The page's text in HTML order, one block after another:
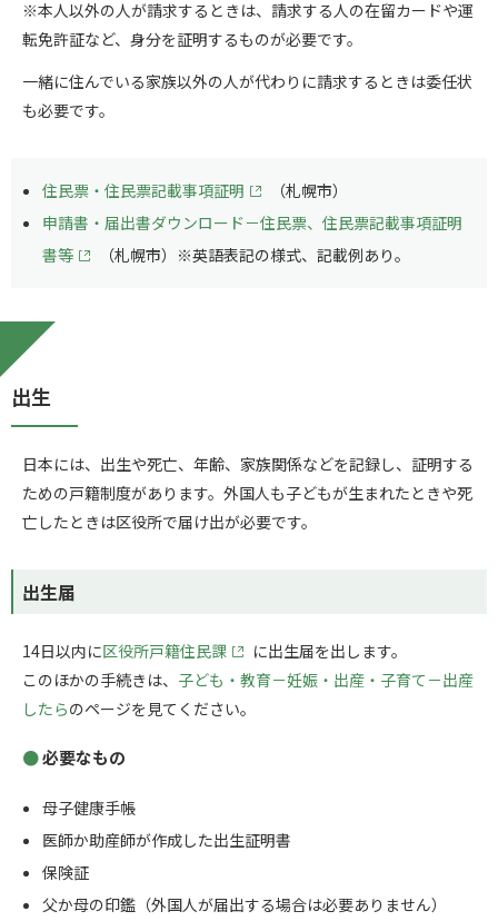
※本人以外の人が請求するときは、請求する人の在留カードや運
転免許証など、身分を証明するものが必要です。
一緒に住んでいる家族以外の人が代わりに請求するときは委任状
も必要です。
住民票・住民票記載事項証明
（札幌市）
申請書・届出書ダウンロード－住民票、住民票記載事項証明
書等
（札幌市）※英語表記の様式、記載例あり。
出生
日本には、出生や死亡、年齢、家族関係などを記録し、証明する
ための戸籍制度があります。外国人も子どもが生まれたときや死
亡したときは区役所で届け出が必要です。
出生届
14日以内に区役所戸籍住民課
に出生届を出します。
このほかの手続きは、 子ども・教育－妊娠・出産・子育て－出産
したらのページを見てください。
必要なもの
母子健康手帳
医師か助産師が作成した出生証明書
保険証
父か母の印鑑（外国人が届出する場合は必要ありません）